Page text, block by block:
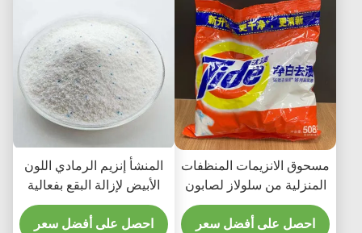
مسحوق الانزيمات المنظفات
المنزلية من سلولاز لصابون
الملابس اكثر اشراقا ونظافة
احصل على أفضل سعر
المنشأ إنزيم الرمادي اللون
الأبيض لإزالة البقع بفعالية
احصل على أفضل سعر